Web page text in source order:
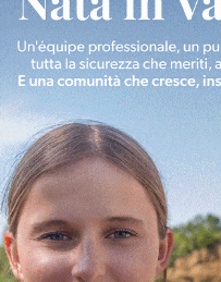
Figline Incisa Valdarno 1
Piscina di Figline
Pnrr, il gruppo di
ringraziamento al
Cronaca 3 Agosto 2026
Scomparso da una
Fiorentino l’uomo
Levane nel 2020
Cronaca 4 Agosto 2026
Un anno fa la